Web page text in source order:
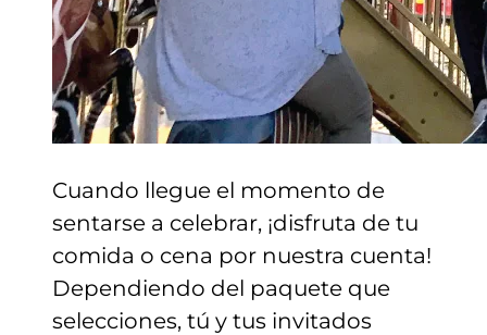
Cuando llegue el momento de
sentarse a celebrar, ¡disfruta de tu
comida o cena por nuestra cuenta!
Dependiendo del paquete que
selecciones, tú y tus invitados